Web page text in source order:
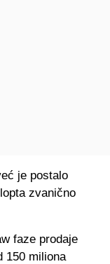
je postalo
zvanično
faze prodaje
150 miliona